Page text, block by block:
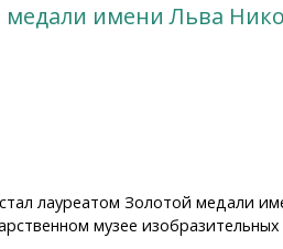
имени Льва
лауреатом Золотой медали
музее изобразительных